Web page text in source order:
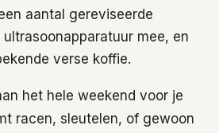
aantal gereviseerde
mee, en
verse koffie.
het hele weekend voor je
racen, sleutelen, of gewoon